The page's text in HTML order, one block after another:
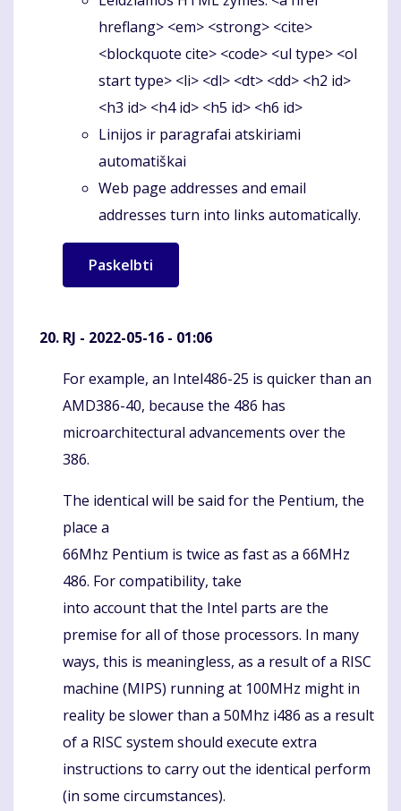
hreflang> <em> <strong> <cite>
<blockquote cite> <code> <ul type> <ol
start type> <li> <dl> <dt> <dd> <h2 id>
<h3 id> <h4 id> <h5 id> <h6 id>
Linijos ir paragrafai atskiriami
automatiškai
Web page addresses and email
addresses turn into links automatically.
RJ - 2022-05-16 - 01:06
Komentaras
For example, an Intel486-25 is quicker than an
AMD386-40, because the 486 has
microarchitectural advancements over the
386.
The identical will be said for the Pentium, the
place a
66Mhz Pentium is twice as fast as a 66MHz
486. For compatibility, take
into account that the Intel parts are the
premise for all of those processors. In many
ways, this is meaningless, as a result of a RISC
machine (MIPS) running at 100MHz might in
reality be slower than a 50Mhz i486 as a result
of a RISC system should execute extra
instructions to carry out the identical perform
(in some circumstances).